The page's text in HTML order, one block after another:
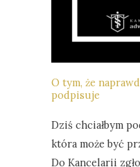
O tym, że
podpisuje
Dziś chciałbym
która może być
Do Kancelarii